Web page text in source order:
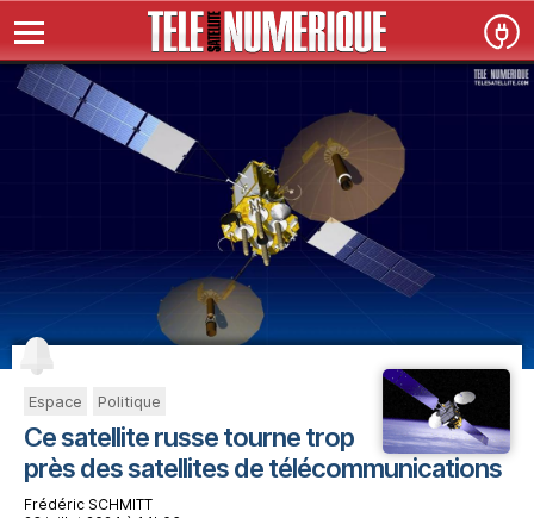
Espace Politique
Ce satellite russe tourne trop
près des satellites de télécommunications
Frédéric SCHMITT